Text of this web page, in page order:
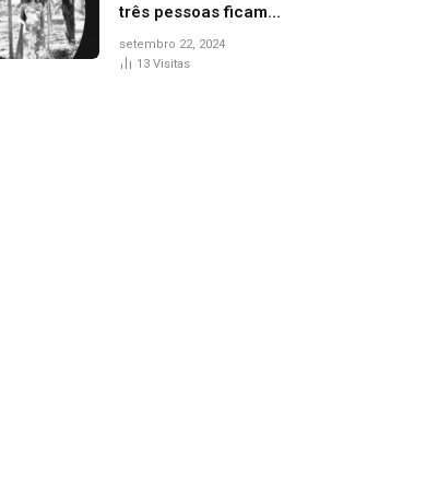
três pessoas ficam
feridas após carro
capotar
setembro 22, 2024
13 Visitas